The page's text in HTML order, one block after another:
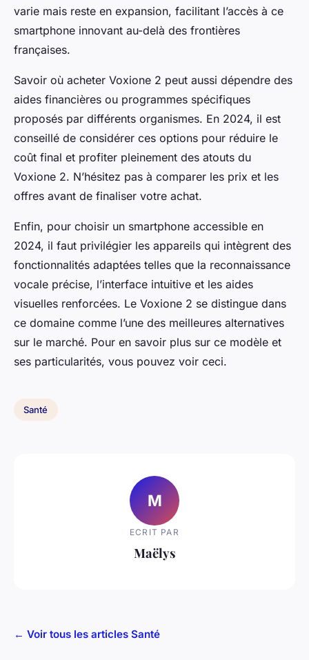
varie mais reste en expansion, facilitant l’accès à ce
smartphone innovant au-delà des frontières
françaises.
Savoir où acheter Voxione 2 peut aussi dépendre des
aides financières ou programmes spécifiques
proposés par différents organismes. En 2024, il est
conseillé de considérer ces options pour réduire le
coût final et profiter pleinement des atouts du
Voxione 2. N’hésitez pas à comparer les prix et les
offres avant de finaliser votre achat.
Enfin, pour choisir un smartphone accessible en
2024, il faut privilégier les appareils qui intègrent des
fonctionnalités adaptées telles que la reconnaissance
vocale précise, l’interface intuitive et les aides
visuelles renforcées. Le Voxione 2 se distingue dans
ce domaine comme l’une des meilleures alternatives
sur le marché. Pour en savoir plus sur ce modèle et
ses particularités, vous pouvez voir ceci.
Santé
M
ECRIT PAR
Maëlys
← Voir tous les articles Santé